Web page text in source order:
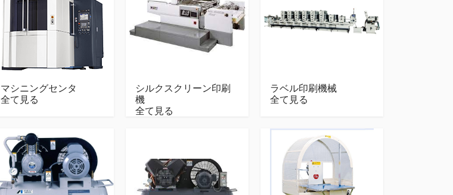
マシニングセンタ
全て見る
シルクスクリーン印刷
機
全て見る
ラベル印刷機械
全て見る